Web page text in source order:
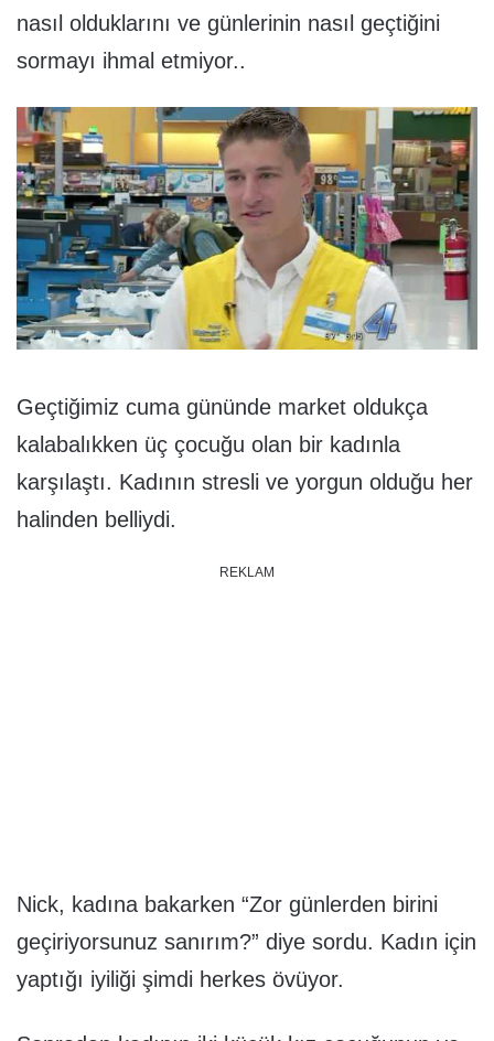
nasıl olduklarını ve günlerinin nasıl geçtiğini
sormayı ihmal etmiyor..
Geçtiğimiz cuma gününde market oldukça
kalabalıkken üç çocuğu olan bir kadınla
karşılaştı. Kadının stresli ve yorgun olduğu her
halinden belliydi.
REKLAM
Nick, kadına bakarken “Zor günlerden birini
geçiriyorsunuz sanırım?” diye sordu. Kadın için
yaptığı iyiliği şimdi herkes övüyor.